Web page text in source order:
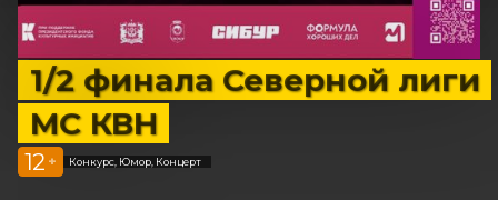
1/2 финала Северной лиги
МС КВН
12 + Конкурс, Юмор, Концерт